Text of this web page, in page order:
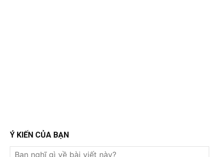
Ý KIẾN CỦA BẠN